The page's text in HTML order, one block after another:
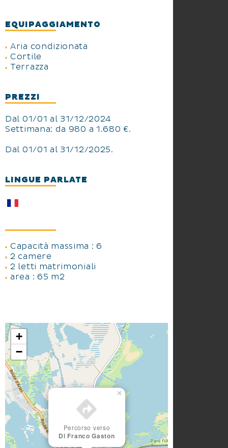
EQUIPAGGIAMENTO
Aria condizionata
Cortile
Terrazza
PREZZI
Dal 01/01 al 31/12/2024
Settimana: da 980 a 1.680 €.
Dal 01/01 al 31/12/2025.
LINGUE PARLATE
Capacità massima : 6
2 camere
2 letti matrimoniali
area : 65 m2
Percorso verso
Di Franco Gaston
×
+
−